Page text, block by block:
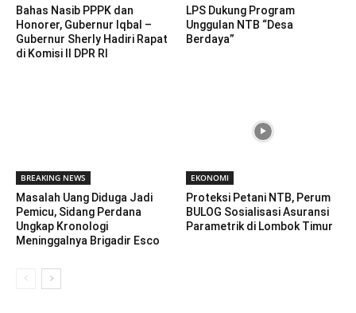
Bahas Nasib PPPK dan
Honorer, Gubernur Iqbal –
Gubernur Sherly Hadiri Rapat
di Komisi II DPR RI
LPS Dukung Program
Unggulan NTB “Desa
Berdaya”
BREAKING NEWS
Masalah Uang Diduga Jadi
Pemicu, Sidang Perdana
Ungkap Kronologi
Meninggalnya Brigadir Esco
EKONOMI
Proteksi Petani NTB, Perum
BULOG Sosialisasi Asuransi
Parametrik di Lombok Timur